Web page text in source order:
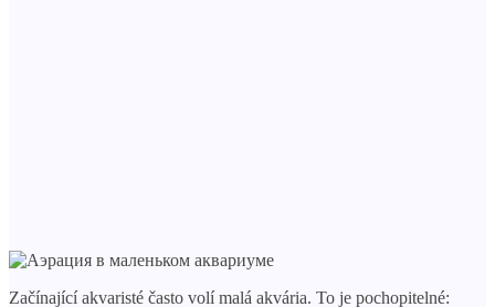
Začínající akvaristé často volí malá akvária. To je pochopitelné: